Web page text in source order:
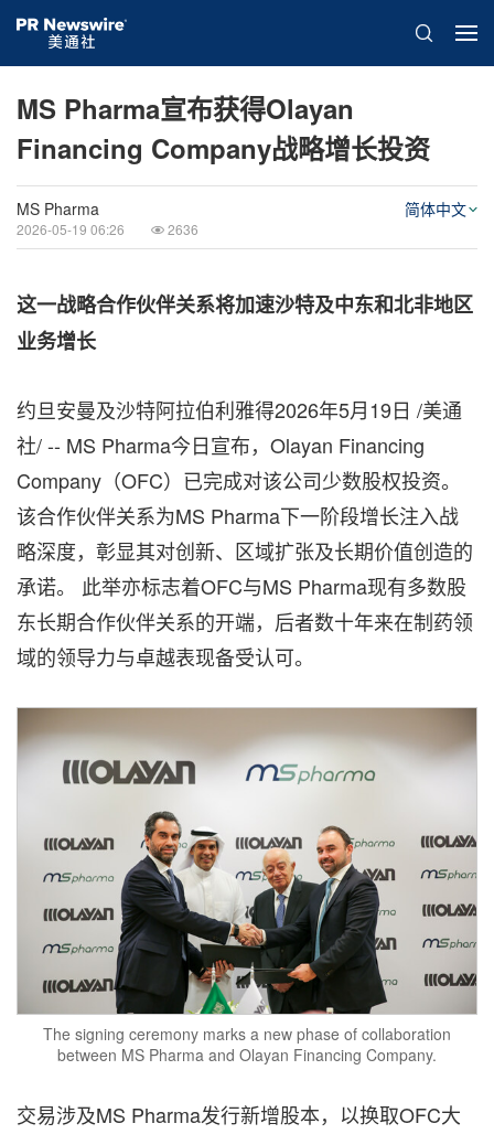
MS Pharma宣布获得Olayan
Financing Company战略增长投资
MS Pharma
2026-05-19 06:26 2636
简体中文
这一战略合作伙伴关系将加速沙特及中东和北非地区
业务增长
约旦安曼及沙特阿拉伯利雅得2026年5月19日 /美通
社/ -- MS Pharma今日宣布，Olayan Financing
Company（OFC）已完成对该公司少数股权投资。
该合作伙伴关系为MS Pharma下一阶段增长注入战
略深度，彰显其对创新、区域扩张及长期价值创造的
承诺。 此举亦标志着OFC与MS Pharma现有多数股
东长期合作伙伴关系的开端，后者数十年来在制药领
域的领导力与卓越表现备受认可。
The signing ceremony marks a new phase of collaboration
between MS Pharma and Olayan Financing Company.
交易涉及MS Pharma发行新增股本，以换取OFC大